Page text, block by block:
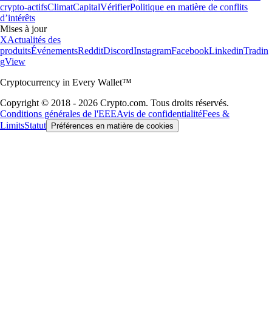
crypto-actifsClimatCapitalVérifierPolitique en matière de conflits
d’intérêts
Mises à jour
XActualités des
produitsÉvénementsRedditDiscordInstagramFacebookLinkedinTradin
gView
Cryptocurrency in Every Wallet™
Copyright © 2018 - 2026 Crypto.com. Tous droits réservés.
Conditions générales de l'EEEAvis de confidentialitéFees &
LimitsStatut Préférences en matière de cookies